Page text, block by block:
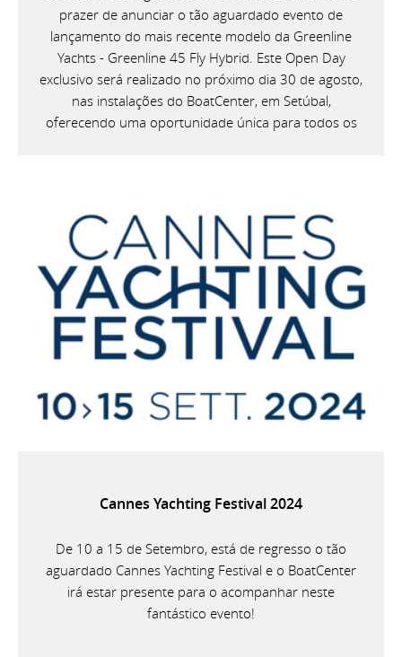
prazer de anunciar o tão aguardado evento de
lançamento do mais recente modelo da Greenline
Yachts - Greenline 45 Fly Hybrid. Este Open Day
exclusivo será realizado no próximo dia 30 de agosto,
nas instalações do BoatCenter, em Setúbal,
oferecendo uma oportunidade única para todos os
Cannes Yachting Festival 2024
De 10 a 15 de Setembro, está de regresso o tão
aguardado Cannes Yachting Festival e o BoatCenter
irá estar presente para o acompanhar neste
fantástico evento!